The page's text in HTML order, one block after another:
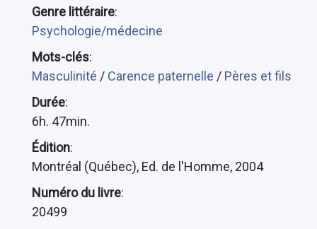
Genre littéraire:
Psychologie/médecine
Mots-clés:
Masculinité / Carence paternelle / Pères et fils
Durée:
6h. 47min.
Édition:
Montréal (Québec), Ed. de l'Homme, 2004
Numéro du livre:
20499